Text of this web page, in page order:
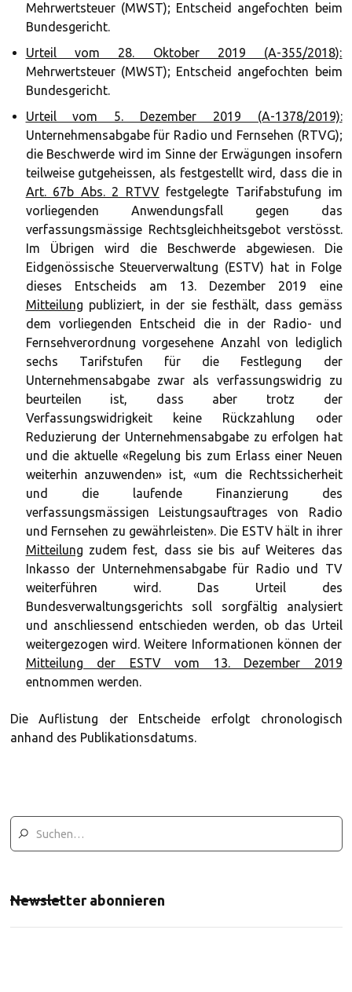
Mehrwertsteuer (MWST); Entscheid angefochten beim
Bundesgericht.
Urteil vom 28. Oktober 2019 (A-355/2018):
Mehrwertsteuer (MWST); Entscheid angefochten beim
Bundesgericht.
Urteil vom 5. Dezember 2019 (A-1378/2019):
Unternehmensabgabe für Radio und Fernsehen (RTVG);
die Beschwerde wird im Sinne der Erwägungen insofern
teilweise gutgeheissen, als festgestellt wird, dass die in
Art. 67b Abs. 2 RTVVfestgelegte Tarifabstufung im
vorliegenden Anwendungsfall gegen das
verfassungsmässige Rechtsgleichheitsgebot verstösst.
Im Übrigen wird die Beschwerde abgewiesen. Die
Eidgenössische Steuerverwaltung (ESTV) hat in Folge
dieses Entscheids am 13. Dezember 2019 eine
Mitteilung publiziert, in der sie festhält, dass gemäss
dem vorliegenden Entscheid die in der Radio- und
Fernsehverordnung vorgesehene Anzahl von lediglich
sechs Tarifstufen für die Festlegung der
Unternehmensabgabe zwar als verfassungswidrig zu
beurteilen ist, dass aber trotz der
Verfassungswidrigkeit keine Rückzahlung oder
Reduzierung der Unternehmensabgabe zu erfolgen hat
und die aktuelle «Regelung bis zum Erlass einer Neuen
weiterhin anzuwenden» ist, «um die Rechtssicherheit
und die laufende Finanzierung des
verfassungsmässigen Leistungsauftrages von Radio
und Fernsehen zu gewährleisten». Die ESTV hält in ihrer
Mitteilung zudem fest, dass sie bis auf Weiteres das
Inkasso der Unternehmensabgabe für Radio und TV
weiterführen wird. Das Urteil des
Bundesverwaltungsgerichts soll sorgfältig analysiert
und anschliessend entschieden werden, ob das Urteil
weitergezogen wird. Weitere Informationen können der
Mitteilung der ESTV vom 13. Dezember 2019
entnommen werden.
Die Auflistung der Entscheide erfolgt chronologisch
anhand des Publikationsdatums.
Newsletter abonnieren